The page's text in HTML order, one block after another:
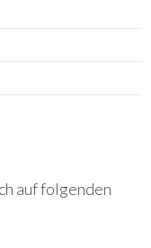
auf folgenden